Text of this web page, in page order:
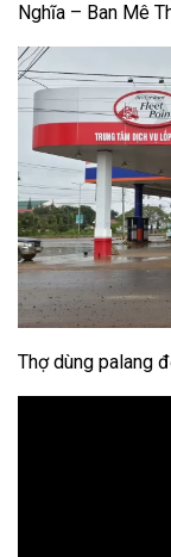
Nghĩa – Ban Mê
Thợ dùng palang